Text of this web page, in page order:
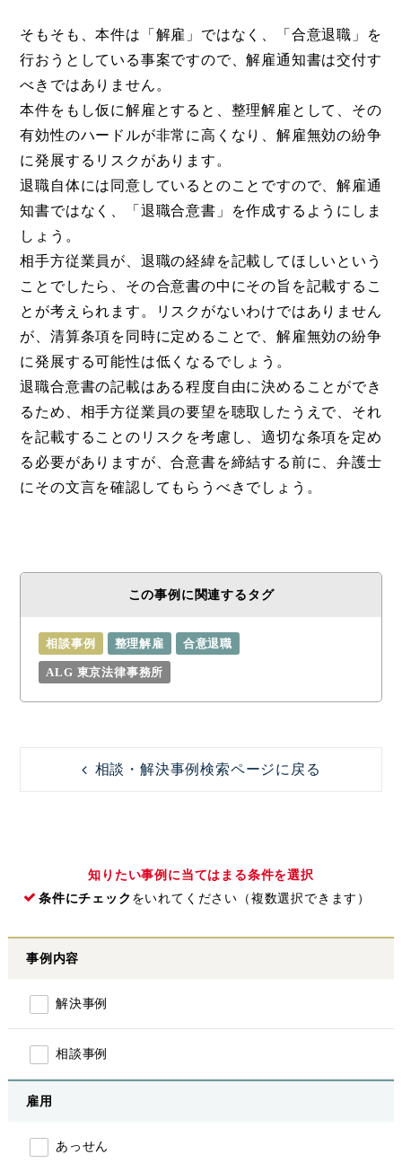
そもそも、本件は「解雇」ではなく、「合意退職」を
行おうとしている事案ですので、解雇通知書は交付す
べきではありません。
本件をもし仮に解雇とすると、整理解雇として、その
有効性のハードルが非常に高くなり、解雇無効の紛争
に発展するリスクがあります。
退職自体には同意しているとのことですので、解雇通
知書ではなく、「退職合意書」を作成するようにしま
しょう。
相手方従業員が、退職の経緯を記載してほしいという
ことでしたら、その合意書の中にその旨を記載するこ
とが考えられます。リスクがないわけではありません
が、清算条項を同時に定めることで、解雇無効の紛争
に発展する可能性は低くなるでしょう。
退職合意書の記載はある程度自由に決めることができ
るため、相手方従業員の要望を聴取したうえで、それ
を記載することのリスクを考慮し、適切な条項を定め
る必要がありますが、合意書を締結する前に、弁護士
にその文言を確認してもらうべきでしょう。
この事例に関連するタグ
相談事例 整理解雇 合意退職
ALG 東京法律事務所
相談・解決事例検索ページに戻る
知りたい事例に当てはまる条件を選択
条件にチェック をいれてください（複数選択できます）
事例内容
解決事例
相談事例
雇用
あっせん